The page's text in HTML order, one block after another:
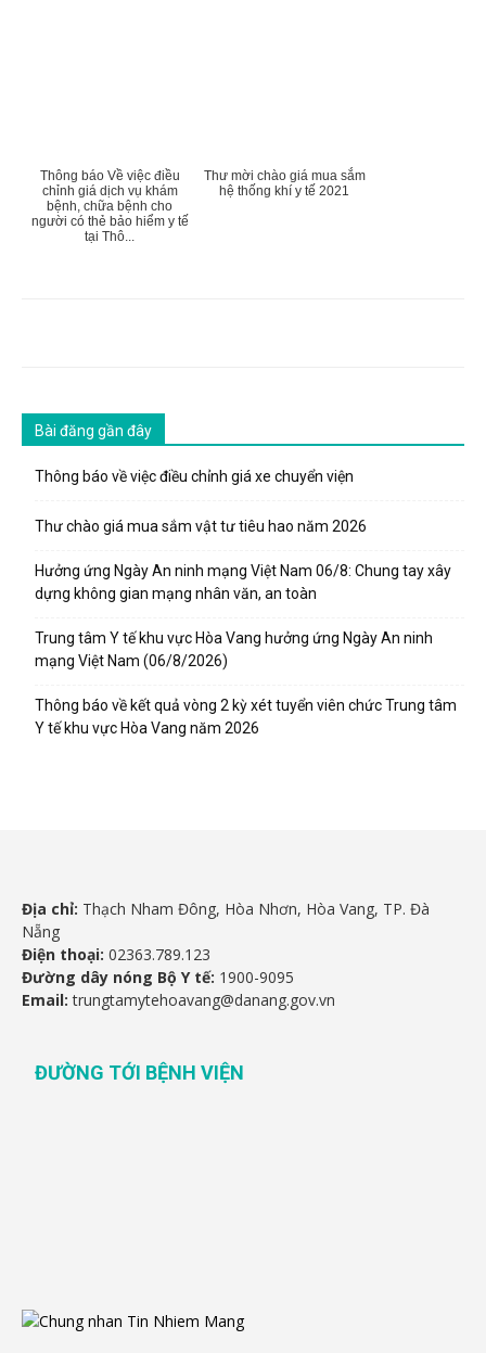
Thông báo Về việc điều
chỉnh giá dịch vụ khám
bệnh, chữa bệnh cho
người có thẻ bảo hiểm y tế
tại Thô...
Thư mời chào giá mua sắm
hệ thống khí y tế 2021
Bài đăng gần đây
Thông báo về việc điều chỉnh giá xe chuyển viện
Thư chào giá mua sắm vật tư tiêu hao năm 2026
Hưởng ứng Ngày An ninh mạng Việt Nam 06/8: Chung tay xây
dựng không gian mạng nhân văn, an toàn
Trung tâm Y tế khu vực Hòa Vang hưởng ứng Ngày An ninh
mạng Việt Nam (06/8/2026)
Thông báo về kết quả vòng 2 kỳ xét tuyển viên chức Trung tâm
Y tế khu vực Hòa Vang năm 2026
Địa chỉ: Thạch Nham Đông, Hòa Nhơn, Hòa Vang, TP. Đà
Nẵng
Điện thoại: 02363.789.123
Đường dây nóng Bộ Y tế: 1900-9095
Email: trungtamytehoavang@danang.gov.vn
ĐƯỜNG TỚI BỆNH VIỆN